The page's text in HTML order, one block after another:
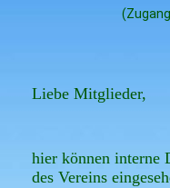
Liebe Mitglieder,
hier können interne
des Vereins